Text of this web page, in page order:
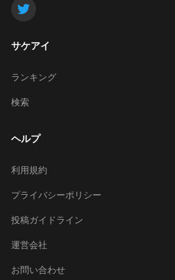
サケアイ
ランキング
検索
ヘルプ
利用規約
プライバシーポリシー
投稿ガイドライン
運営会社
お問い合わせ